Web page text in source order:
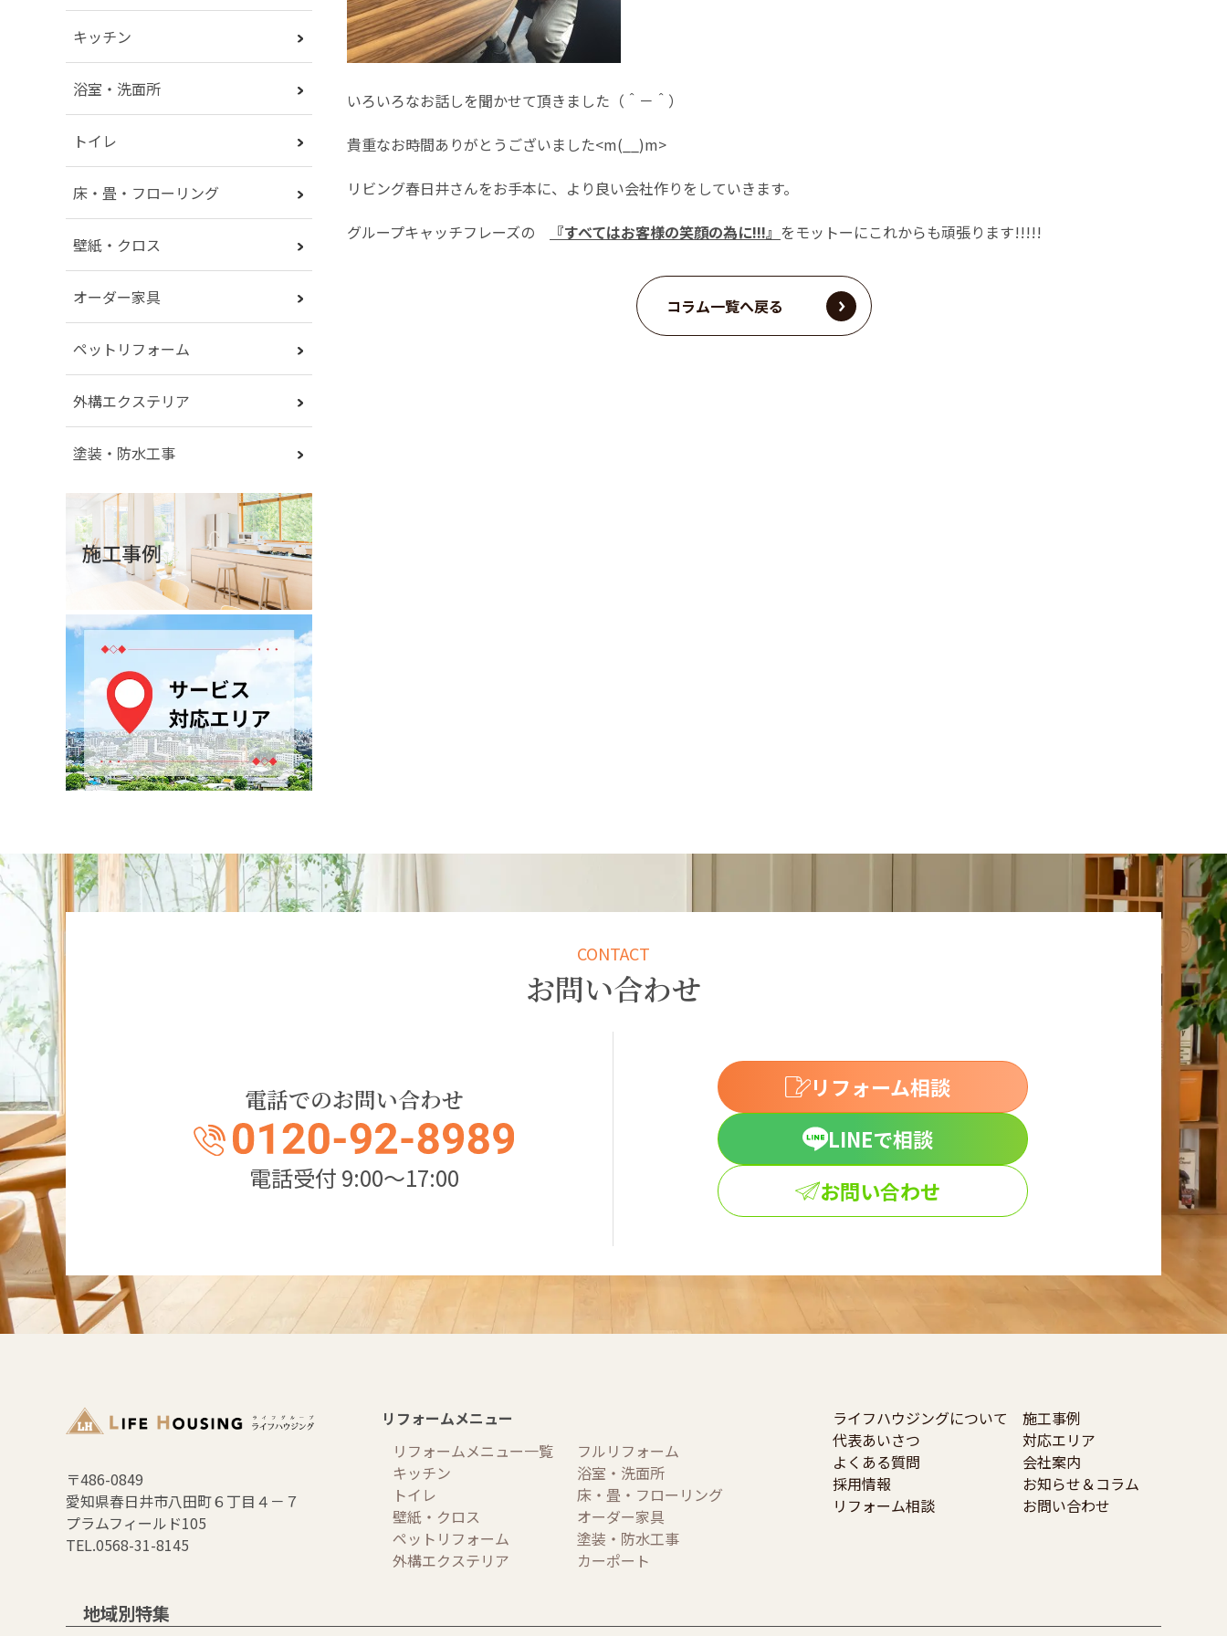
いろいろなお話しを聞かせて頂きました（＾－＾）
貴重なお時間ありがとうございました<m(__)m>
リビング春日井さんをお手本に、より良い会社作りをしていきます。
グループキャッチフレーズの
『すべてはお客様の笑顔の為に!!!』 をモットーにこれからも頑張ります!!!!!
コラム一覧へ戻る
キッチン
浴室・洗面所
トイレ
床・畳・フローリング
壁紙・クロス
オーダー家具
ペットリフォーム
外構エクステリア
塗装・防水工事
CONTACT
お問い合わせ
電話でのお問い合わせ
電話受付 9:00～17:00
リフォーム相談
LINEで相談
お問い合わせ
〒486-0849
愛知県春日井市八田町６丁目４－７
プラムフィールド105
TEL.0568-31-8145
リフォームメニュー
リフォームメニュー一覧
フルリフォーム
キッチン
浴室・洗面所
トイレ
床・畳・フローリング
壁紙・クロス
オーダー家具
ペットリフォーム
塗装・防水工事
外構エクステリア
カーポート
ライフハウジングについて
施工事例
代表あいさつ
対応エリア
よくある質問
会社案内
採用情報
お知らせ＆コラム
リフォーム相談
お問い合わせ
地域別特集